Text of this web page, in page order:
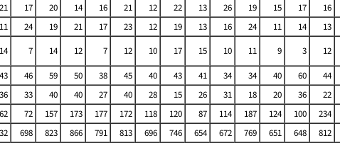
21 17 20 14 16 21 12 22 13 26 19 15 17
16
11 24 19 21 17 23 12 19 13 16 24 11 14
13
14 7 14 12 7 12 10 17 15 10 11 9 3
12
43 46 59 50 38 45 40 43 41 34 34 40 60
44
36 33 40 40 27 40 28 15 26 31 18 20 36
22
62 72 157 173 177 172 118 120 87 114 187 124 100
234
698 823 866 791 813 696 746 654 672 769 651 648 812